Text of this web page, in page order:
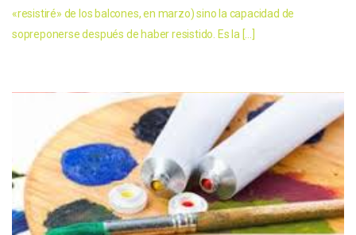
«resistiré» de los balcones, en marzo) sino la capacidad de
sopreponerse después de haber resistido. Es la […]